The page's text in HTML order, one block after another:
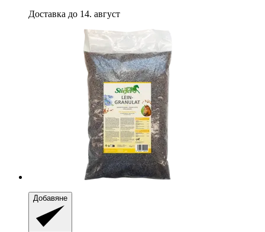
Доставка до 14. август
Добавяне